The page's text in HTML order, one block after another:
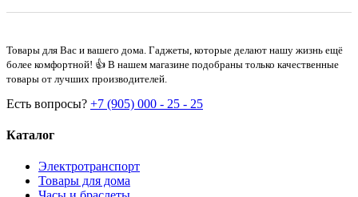
Товары для Вас и вашего дома. Гаджеты, которые делают нашу жизнь ещё
более комфортной! 👍 В нашем магазине подобраны только качественные
товары от лучших производителей.
Есть вопросы? +7 (905) 000 - 25 - 25
Каталог
Электротранспорт
Товары для дома